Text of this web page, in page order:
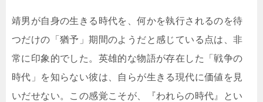
靖男が自身の生きる時代を、何かを執行されるのを待
つだけの「猶予」期間のようだと感じている点は、非
常に印象的でした。英雄的な物語が存在した「戦争の
時代」を知らない彼は、自らが生きる現代に価値を見
いだせない。この感覚こそが、『われらの時代』とい